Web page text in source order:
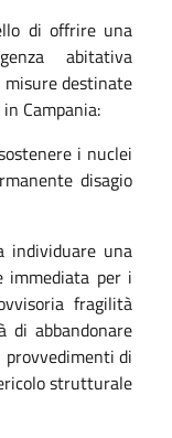
di offrire una
abitativa
misure destinate
Campania:
i nuclei
disagio
individuare una
immediata per i
fragilità
di abbandonare
provvedimenti di
strutturale